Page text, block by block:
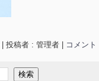
| 投稿者 : 管理者 | コメント